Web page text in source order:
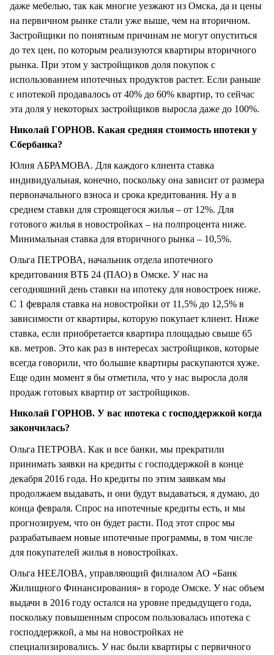
даже мебелью, так как многие уезжают из Омска, да и цены
на первичном рынке стали уже выше, чем на вторичном.
Застройщики по понятным причинам не могут опуститься
до тех цен, по которым реализуются квартиры вторичного
рынка. При этом у застройщиков доля покупок с
использованием ипотечных продуктов растет. Если раньше
с ипотекой продавалось от 40% до 60% квартир, то сейчас
эта доля у некоторых застройщиков выросла даже до 100%.
Николай ГОРНОВ. Какая средняя стоимость ипотеки у
Сбербанка?
Юлия АБРАМОВА. Для каждого клиента ставка
индивидуальная, конечно, поскольку она зависит от размера
первоначального взноса и срока кредитования. Ну а в
среднем ставки для строящегося жилья – от 12%. Для
готового жилья в новостройках – на полпроцента ниже.
Минимальная ставка для вторичного рынка – 10,5%.
Ольга ПЕТРОВА, начальник отдела ипотечного
кредитования ВТБ 24 (ПАО) в Омске. У нас на
сегодняшний день ставки на ипотеку для новостроек ниже.
С 1 февраля ставка на новостройки от 11,5% до 12,5% в
зависимости от квартиры, которую покупает клиент. Ниже
ставка, если приобретается квартира площадью свыше 65
кв. метров. Это как раз в интересах застройщиков, которые
всегда говорили, что большие квартиры раскупаются хуже.
Еще один момент я бы отметила, что у нас выросла доля
продаж готовых квартир от застройщиков.
Николай ГОРНОВ. У вас ипотека с господдержкой когда
закончилась?
Ольга ПЕТРОВА. Как и все банки, мы прекратили
принимать заявки на кредиты с господдержкой в конце
декабря 2016 года. Но кредиты по этим заявкам мы
продолжаем выдавать, и они будут выдаваться, я думаю, до
конца февраля. Спрос на ипотечные кредиты есть, и мы
прогнозируем, что он будет расти. Под этот спрос мы
разрабатываем новые ипотечные программы, в том числе
для покупателей жилья в новостройках.
Ольга НЕЕЛОВА, управляющий филиалом АО «Банк
Жилищного Финансирования» в городе Омске. У нас объем
выдачи в 2016 году остался на уровне предыдущего года,
поскольку повышенным спросом пользовалась ипотека с
господдержкой, а мы на новостройках не
специализировались. У нас были квартиры с первичного